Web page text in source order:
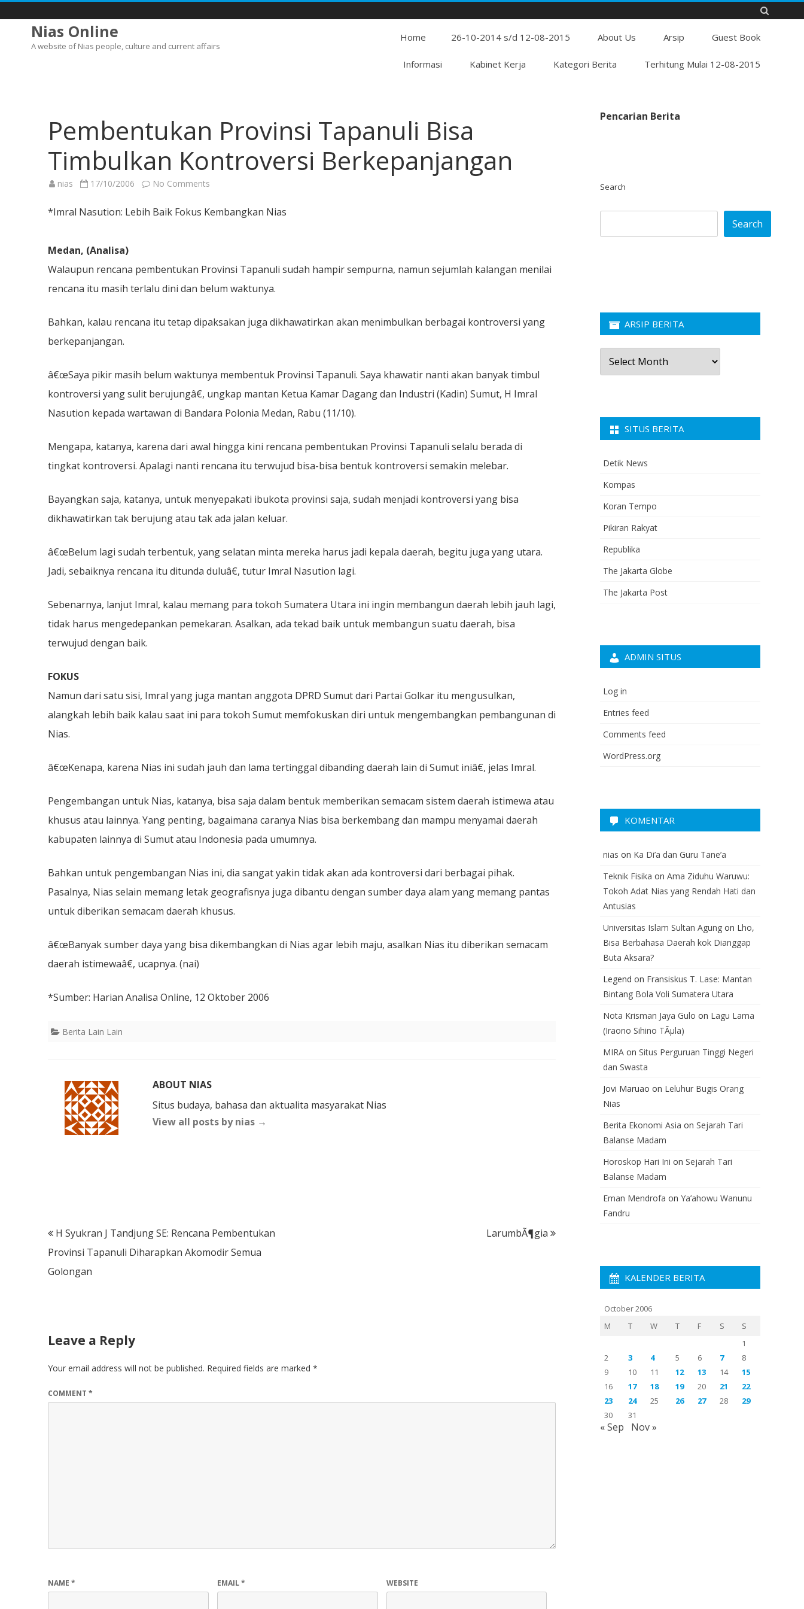
Nias Online
A website of Nias people, culture and current affairs
to
Home 26-10-2014 s/d 12-08-2015 About Us Arsip Guest Book
Informasi Kabinet Kerja Kategori Berita Terhitung Mulai 12-08-2015
Pembentukan Provinsi Tapanuli Bisa
Timbulkan Kontroversi Berkepanjangan
nias 17/10/2006 No Comments
Tapanuli
Bisa
*Imral Nasution: Lebih Baik Fokus Kembangkan Nias
Medan, (Analisa)
Walaupun rencana pembentukan Provinsi Tapanuli sudah hampir sempurna, namun sejumlah kalangan menilai
rencana itu masih terlalu dini dan belum waktunya.
Bahkan, kalau rencana itu tetap dipaksakan juga dikhawatirkan akan menimbulkan berbagai kontroversi yang
berkepanjangan.
â€œSaya pikir masih belum waktunya membentuk Provinsi Tapanuli. Saya khawatir nanti akan banyak timbul
kontroversi yang sulit berujungâ€, ungkap mantan Ketua Kamar Dagang dan Industri (Kadin) Sumut, H Imral
Nasution kepada wartawan di Bandara Polonia Medan, Rabu (11/10).
Mengapa, katanya, karena dari awal hingga kini rencana pembentukan Provinsi Tapanuli selalu berada di
tingkat kontroversi. Apalagi nanti rencana itu terwujud bisa-bisa bentuk kontroversi semakin melebar.
Bayangkan saja, katanya, untuk menyepakati ibukota provinsi saja, sudah menjadi kontroversi yang bisa
dikhawatirkan tak berujung atau tak ada jalan keluar.
â€œBelum lagi sudah terbentuk, yang selatan minta mereka harus jadi kepala daerah, begitu juga yang utara.
Jadi, sebaiknya rencana itu ditunda duluâ€, tutur Imral Nasution lagi.
Sebenarnya, lanjut Imral, kalau memang para tokoh Sumatera Utara ini ingin membangun daerah lebih jauh lagi,
tidak harus mengedepankan pemekaran. Asalkan, ada tekad baik untuk membangun suatu daerah, bisa
terwujud dengan baik.
FOKUS
Namun dari satu sisi, Imral yang juga mantan anggota DPRD Sumut dari Partai Golkar itu mengusulkan,
alangkah lebih baik kalau saat ini para tokoh Sumut memfokuskan diri untuk mengembangkan pembangunan di
Nias.
â€œKenapa, karena Nias ini sudah jauh dan lama tertinggal dibanding daerah lain di Sumut iniâ€, jelas Imral.
Pengembangan untuk Nias, katanya, bisa saja dalam bentuk memberikan semacam sistem daerah istimewa atau
khusus atau lainnya. Yang penting, bagaimana caranya Nias bisa berkembang dan mampu menyamai daerah
kabupaten lainnya di Sumut atau Indonesia pada umumnya.
Bahkan untuk pengembangan Nias ini, dia sangat yakin tidak akan ada kontroversi dari berbagai pihak.
Pasalnya, Nias selain memang letak geografisnya juga dibantu dengan sumber daya alam yang memang pantas
untuk diberikan semacam daerah khusus.
â€œBanyak sumber daya yang bisa dikembangkan di Nias agar lebih maju, asalkan Nias itu diberikan semacam
daerah istimewaâ€, ucapnya. (nai)
*Sumber: Harian Analisa Online, 12 Oktober 2006
Berita Lain Lain
ABOUT NIAS
Situs budaya, bahasa dan aktualita masyarakat Nias
View all posts by nias →
Post
navigation
H Syukran J Tandjung SE: Rencana Pembentukan
Provinsi Tapanuli Diharapkan Akomodir Semua
Golongan
LarumbÃ¶gia
Leave a Reply
Your email address will not be published. Required fields are marked *
COMMENT *
NAME * EMAIL* WEBSITE
Pencarian Berita
Search
Search
ARSIP BERITA
Arsip
Berita
SITUS BERITA
Detik News
Kompas
Koran Tempo
Pikiran Rakyat
Republika
The Jakarta Globe
The Jakarta Post
ADMIN SITUS
Log in
Entries feed
Comments feed
WordPress.org
KOMENTAR
nias on Ka Di’a dan Guru Tane’a
Teknik Fisika on Ama Ziduhu Waruwu:
Tokoh Adat Nias yang Rendah Hati dan
Antusias
Universitas Islam Sultan Agung on Lho,
Bisa Berbahasa Daerah kok Dianggap
Buta Aksara?
Legend on Fransiskus T. Lase: Mantan
Bintang Bola Voli Sumatera Utara
Nota Krisman Jaya Gulo on Lagu Lama
(Iraono Sihino TÃµla)
MIRA on Situs Perguruan Tinggi Negeri
dan Swasta
Jovi Maruao on Leluhur Bugis Orang
Nias
Berita Ekonomi Asia on Sejarah Tari
Balanse Madam
Horoskop Hari Ini on Sejarah Tari
Balanse Madam
Eman Mendrofa on Ya’ahowu Wanunu
Fandru
KALENDER BERITA
October 2006
M
T W T F S
S
1
2
3 4 5 6 7
8
9
10 11 12 13 14
15
16
17 18 19 20 21
22
23
24 25 26 27 28
29
30
31
« Sep Nov »